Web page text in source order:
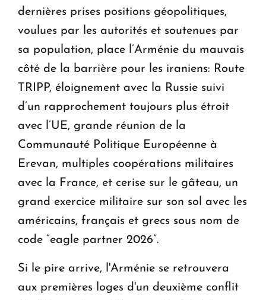
dernières prises positions géopolitiques,
voulues par les autorités et soutenues par
sa population, place l’Arménie du mauvais
côté de la barrière pour les iraniens: Route
TRIPP, éloignement avec la Russie suivi
d’un rapprochement toujours plus étroit
avec l’UE, grande réunion de la
Communauté Politique Européenne à
Erevan, multiples coopérations militaires
avec la France, et cerise sur le gâteau, un
grand exercice militaire sur son sol avec les
américains, français et grecs sous nom de
code “eagle partner 2026”.
Si le pire arrive, l'Arménie se retrouvera
aux premières loges d'un deuxième conflit